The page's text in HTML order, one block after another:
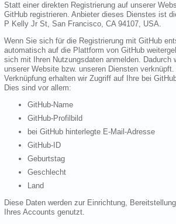
Statt einer direkten Registrierung auf unserer
GitHub registrieren. Anbieter dieses Dienstes ist
P Kelly Jr St, San Francisco, CA 94107, USA.
Wenn Sie sich für die Registrierung mit GitHub
automatisch auf die Plattform von GitHub
sich mit Ihren Nutzungsdaten anmelden. Dadurch
unserer Website bzw. unseren Diensten
Verknüpfung erhalten wir Zugriff auf Ihre bei
Dies sind vor allem:
GitHub-Name
GitHub-Profilbild
bei GitHub hinterlegte E-Mail-Adresse
GitHub-ID
Geburtstag
Geschlecht
Land
Diese Daten werden zur Einrichtung,
Ihres Accounts genutzt.